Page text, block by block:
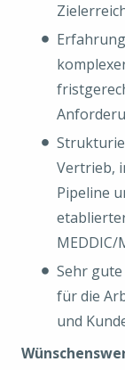
Vertrieb,
Pipeline
MEDDIC/
Sehr
für die
und